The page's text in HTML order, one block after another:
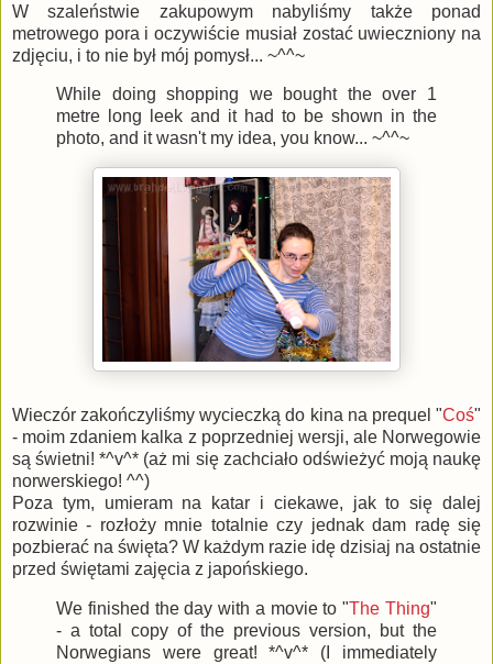
W szaleństwie zakupowym nabyliśmy także ponad
metrowego pora i oczywiście musiał zostać uwieczniony na
zdjęciu, i to nie był mój pomysł... ~^^~
While doing shopping we bought the over 1
metre long leek and it had to be shown in the
photo, and it wasn't my idea, you know... ~^^~
Wieczór zakończyliśmy wycieczką do kina na prequel "Coś"
- moim zdaniem kalka z poprzedniej wersji, ale Norwegowie
są świetni! *^v^* (aż mi się zachciało odświeżyć moją naukę
norwerskiego! ^^)
Poza tym, umieram na katar i ciekawe, jak to się dalej
rozwinie - rozłoży mnie totalnie czy jednak dam radę się
pozbierać na święta? W każdym razie idę dzisiaj na ostatnie
przed świętami zajęcia z japońskiego.
We finished the day with a movie to "The Thing"
- a total copy of the previous version, but the
Norwegians were great! *^v^* (I immediately